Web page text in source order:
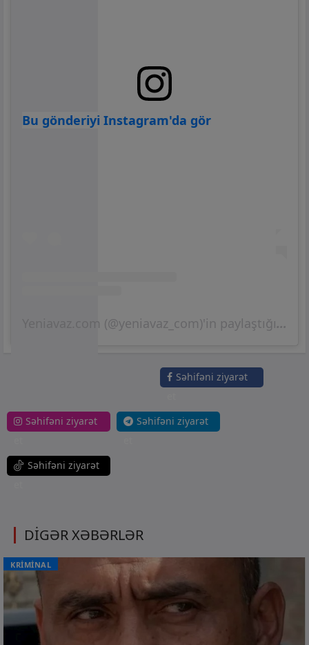
Bu gönderiyi Instagram'da gör
Yeniavaz.com (@yeniavaz_com)'in paylaştığı bir gönderi
Səhifəni ziyarət
Səhifəni ziyarət
Səhifəni ziyarət
Səhifəni ziyarət
DİGƏR XƏBƏRLƏR
KRİMİNAL